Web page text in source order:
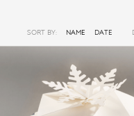
SORT BY: NAME DATE